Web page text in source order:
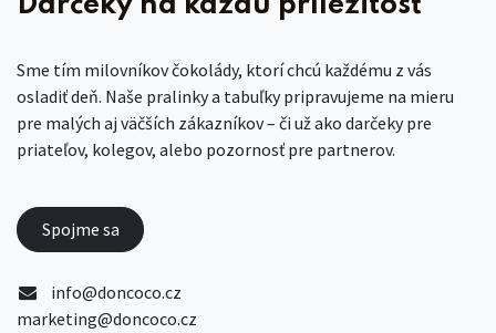
Darčeky na každú príležitosť
Sme tím milovníkov čokolády, ktorí chcú každému z vás
osladiť deň. Naše pralinky a tabuľky pripravujeme na mieru
pre malých aj väčších zákazníkov – či už ako darčeky pre
priateľov, kolegov, alebo pozornosť pre partnerov.
Spojme sa
info@doncoco.cz
marketing@doncoco.cz